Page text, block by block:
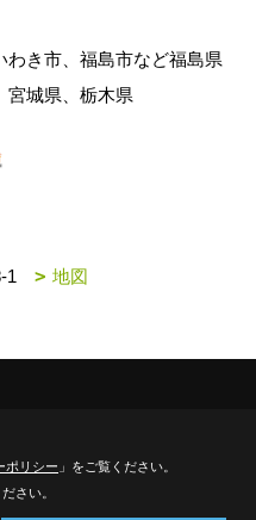
き市、福島市など福島県
宮城県、栃木県
1
地図
ポリシー 」をご覧ください。
さい。